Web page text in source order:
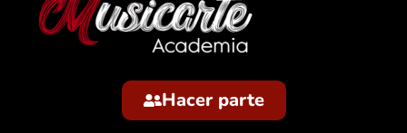
Hacer parte